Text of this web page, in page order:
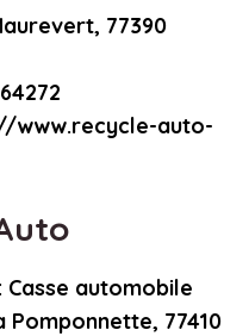
77390
www.recycle-auto-
Casse automobile
Pomponnette, 77410